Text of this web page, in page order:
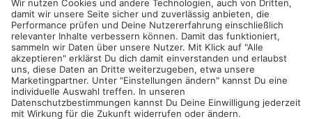
service@topfarmplan.de
Sei immer auf dem Laufenden!
Neue Features, spannende Tipps und hilfreiche Anleitungen!